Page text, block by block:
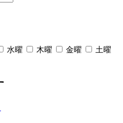
水曜 木曜 金曜 土曜